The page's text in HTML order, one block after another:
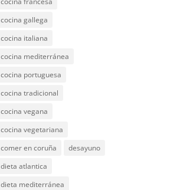
cocina gallega
cocina italiana
cocina mediterránea
cocina portuguesa
cocina tradicional
cocina vegana
cocina vegetariana
comer en coruña
desayuno
dieta atlantica
dieta mediterránea